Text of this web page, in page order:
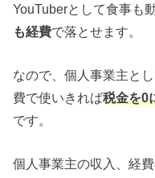
YouTuberとして食事も
も経費で落とせます。
なので、個人事業主と
費で使いきれば税金を0
です。
個人事業主の収入、経費